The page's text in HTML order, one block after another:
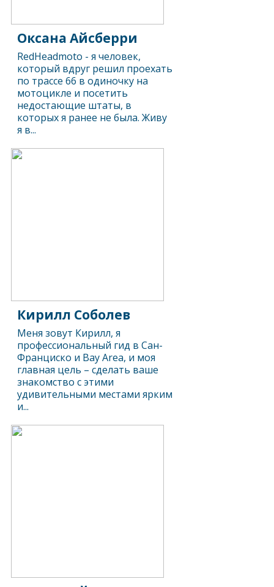
Оксана Айсберри
RedHeadmoto - я человек,
который вдруг решил проехать
по трассе 66 в одиночку на
мотоцикле и посетить
недостающие штаты, в
которых я ранее не была. Живу
я в...
Кирилл Соболев
Меня зовут Кирилл, я
профессиональный гид в Сан-
Франциско и Bay Area, и моя
главная цель – сделать ваше
знакомство с этими
удивительными местами ярким
и...